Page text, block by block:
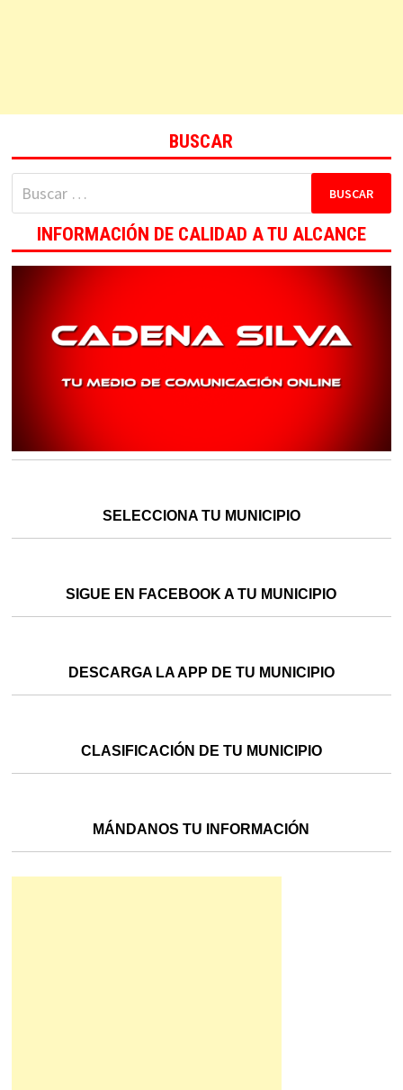
BUSCAR
Buscar:
INFORMACIÓN DE CALIDAD A TU ALCANCE
SELECCIONA TU MUNICIPIO
SIGUE EN FACEBOOK A TU MUNICIPIO
DESCARGA LA APP DE TU MUNICIPIO
CLASIFICACIÓN DE TU MUNICIPIO
MÁNDANOS TU INFORMACIÓN